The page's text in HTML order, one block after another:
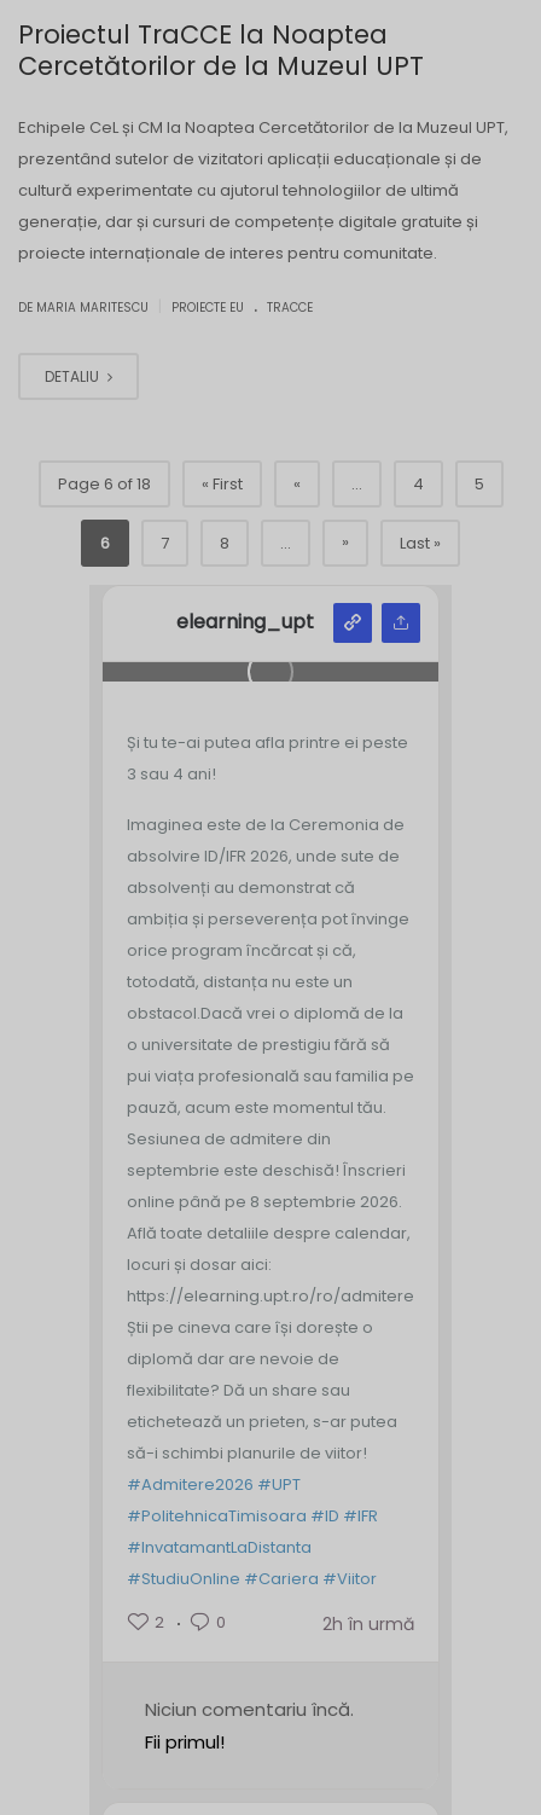
Proiectul TraCCE la Noaptea
Cercetătorilor de la Muzeul UPT
Echipele CeL și CM la Noaptea Cercetătorilor de la Muzeul UPT,
prezentând sutelor de vizitatori aplicații educaționale și de
cultură experimentate cu ajutorul tehnologiilor de ultimă
generație, dar și cursuri de competențe digitale gratuite și
proiecte internaționale de interes pentru comunitate.
DE MARIA MARITESCU PROIECTE EU . TRACCE
DETALIU
Page 6 of 18 « First « ... 4 5
6 7 8 ... » Last »
elearning_upt
Și tu te-ai putea afla printre ei peste
3 sau 4 ani!
Imaginea este de la Ceremonia de
absolvire ID/IFR 2026, unde sute de
absolvenți au demonstrat că
ambiția și perseverența pot învinge
orice program încărcat și că,
totodată, distanța nu este un
obstacol.Dacă vrei o diplomă de la
o universitate de prestigiu fără să
pui viața profesională sau familia pe
pauză, acum este momentul tău.
Sesiunea de admitere din
septembrie este deschisă! Înscrieri
online până pe 8 septembrie 2026.
Află toate detaliile despre calendar,
locuri și dosar aici:
https://elearning.upt.ro/ro/admitere/
Știi pe cineva care își dorește o
diplomă dar are nevoie de
flexibilitate? Dă un share sau
etichetează un prieten, s-ar putea
să-i schimbi planurile de viitor!
#Admitere2026 #UPT
#PolitehnicaTimisoara #ID #IFR
#InvatamantLaDistanta
#StudiuOnline #Cariera #Viitor
2
0 2h în urmă
Niciun comentariu încă.
Fii primul!